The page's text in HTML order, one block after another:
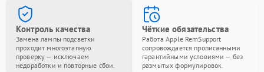
Контроль качества
Замена лампы подсветки
проходит многоэтапную
проверку — исключаем
недоработки и повторные сбои.
Чёткие обязательства
Работа Apple RemSupport
сопровождается прописанными
гарантийными условиями — без
размытых формулировок.